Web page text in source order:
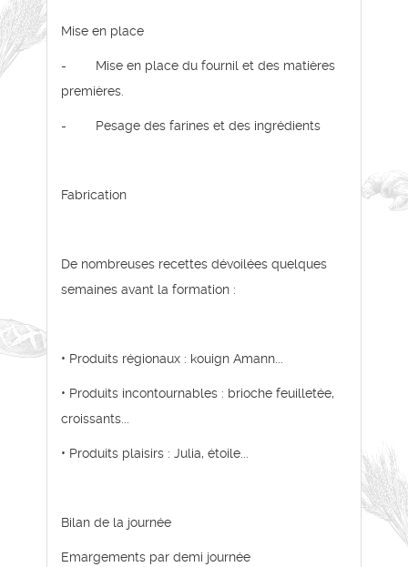
Mise en place
- Mise en place du fournil et des matières
premières.
- Pesage des farines et des ingrédients
Fabrication
De nombreuses recettes dévoilées quelques
semaines avant la formation :
• Produits régionaux : kouign Amann...
• Produits incontournables : brioche feuilletée,
croissants...
• Produits plaisirs : Julia, étoile...
Bilan de la journée
Emargements par demi journée